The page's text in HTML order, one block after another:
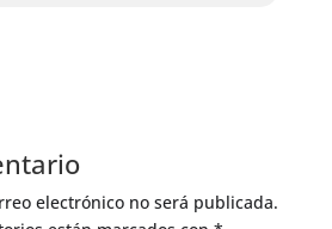
electrónico no será publicada.